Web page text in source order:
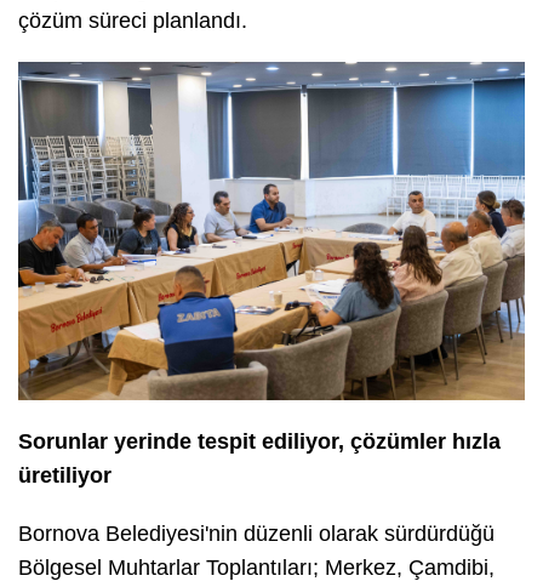
çözüm süreci planlandı.
Sorunlar yerinde tespit ediliyor, çözümler hızla
üretiliyor
Bornova Belediyesi'nin düzenli olarak sürdürdüğü
Bölgesel Muhtarlar Toplantıları; Merkez, Çamdibi,